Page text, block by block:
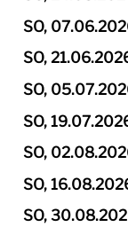
SO,
SO,
SO,
SO,
SO,
SO,
SO,